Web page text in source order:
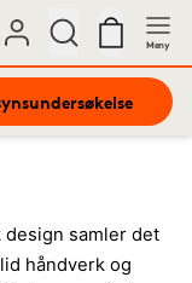
Meny
samler det
håndverk og